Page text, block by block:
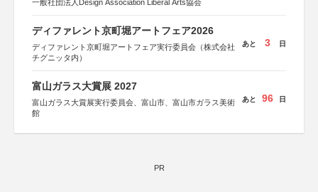
一般社団法人Design Association Liberal Arts協会
ディファレント京町堀アートフェア2026
ディファレント京町堀アートフェア実行委員会（株式会社
チグニッタ内）
あと 3 日
富山ガラス大賞展 2027
富山ガラス大賞展実行委員会、富山市、富山市ガラス美術
館
あと 96 日
PR